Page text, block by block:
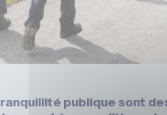
publique sont